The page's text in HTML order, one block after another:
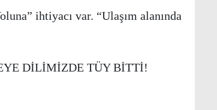
ihtiyacı var. “Ulaşım alanında
DİLİMİZDE TÜY BİTTİ!